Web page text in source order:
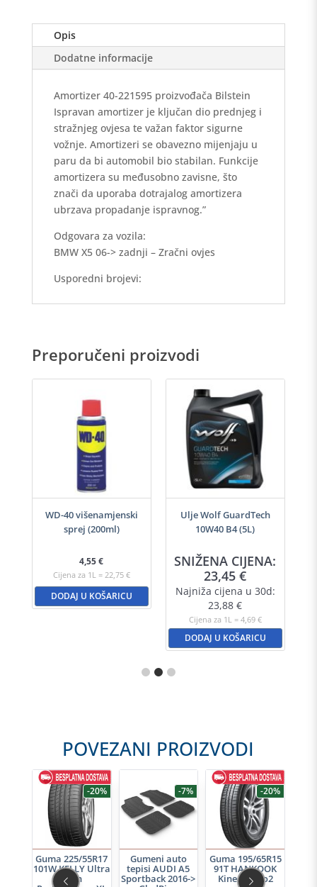
06-
zadnji
količina
Opis
Dodatne informacije
Amortizer 40-221595 proizvođača Bilstein
Ispravan amortizer je ključan dio prednjeg i
stražnjeg ovjesa te važan faktor sigurne
vožnje. Amortizeri se obavezno mijenjaju u
paru da bi automobil bio stabilan. Funkcije
amortizera su međusobno zavisne, što
znači da uporaba dotrajalog amortizera
ubrzava propadanje ispravnog.”
Odgovara za vozila:
BMW X5 06-> zadnji – Zračni ovjes
Usporedni brojevi:
Preporučeni proizvodi
WD-40 višenamjenski
sprej (200ml)
4,55€
Cijena za 1L = 22,75 €
DODAJ U KOŠARICU
Ulje Wolf GuardTech
10W40 B4 (5L)
SNIŽENA CIJENA:
23,45€
Najniža cijena u 30d:
23,88€
Cijena za 1L = 4,69 €
DODAJ U KOŠARICU
POVEZANI PROIZVODI
-20%
Guma 225/55R17
101W KELLY Ultra
High
-7%
Gumeni auto
tepisi AUDI A5
Sportback 2016->
-20%
Guma 195/65R15
91T HANKOOK
Kinergy Eco2